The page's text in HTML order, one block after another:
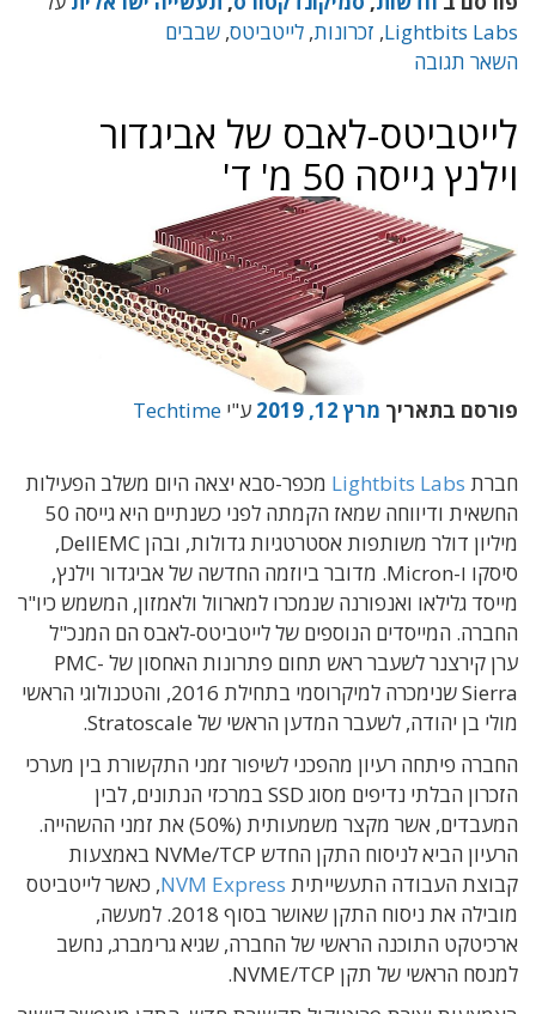
Lightbits Labs
, זכרונות, לייטביטס, שבבים
השאר תגובה
לייטביטס-לאבס של אביגדור
וילנץ גייסה 50 מ' ד'
פורסם בתאריך מרץ 12, 2019 ע"י Techtime
חברת Lightbits Labs מכפר-סבא יצאה היום משלב הפעילות
החשאית ודיווחה שמאז הקמתה לפני כשנתיים היא גייסה 50
מיליון דולר משותפות אסטרטגיות גדולות, ובהן DellEMC,
סיסקו ו-Micron. מדובר ביוזמה החדשה של אביגדור וילנץ,
מייסד גלילאו ואנפורנה שנמכרו למארוול ולאמזון, המשמש כיו"ר
החברה. המייסדים הנוספים של לייטביטס-לאבס הם המנכ"ל
ערן קירצנר לשעבר ראש תחום פתרונות האחסון של PMC-
Sierra שנימכרה למיקרוסמי בתחילת 2016, והטכנולוגי הראשי
מולי בן יהודה, לשעבר המדען הראשי של Stratoscale.
החברה פיתחה רעיון מהפכני לשיפור זמני התקשורת בין מערכי
הזכרון הבלתי נדיפים מסוג SSD במרכזי הנתונים, לבין
המעבדים, אשר מקצר משמעותית (50%) את זמני ההשהייה.
הרעיון הביא לניסוח התקן החדש NVMe/TCP באמצעות
קבוצת העבודה התעשייתית NVM Express, כאשר לייטביטס
מובילה את ניסוח התקן שאושר בסוף 2018. למעשה,
ארכיטקט התוכנה הראשי של החברה, שגיא גרימברג, נחשב
למנסח הראשי של תקן NVME/TCP.